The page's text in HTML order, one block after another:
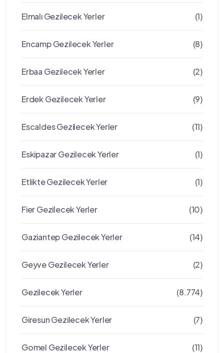
Elmalı Gezilecek Yerler (1)
Encamp Gezilecek Yerler (8)
Erbaa Gezilecek Yerler (2)
Erdek Gezilecek Yerler (9)
Escaldes Gezilecek Yerler (11)
Eskipazar Gezilecek Yerler (1)
Etlikte Gezilecek Yerler (1)
Fier Gezilecek Yerler (10)
Gaziantep Gezilecek Yerler (14)
Geyve Gezilecek Yerler (2)
Gezilecek Yerler (8.774)
Giresun Gezilecek Yerler (7)
Gomel Gezilecek Yerler (11)